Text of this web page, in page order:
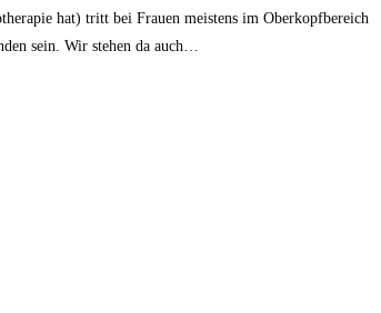
hat) tritt bei Frauen meistens im Oberkopfbereich
sein. Wir stehen da auch…